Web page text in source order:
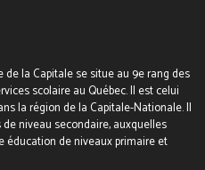
de la Capitale se situe au 9e rang des
scolaire au Québec. Il est celui
la région de la Capitale-Nationale. Il
niveau secondaire, auxquelles
éducation de niveaux primaire et